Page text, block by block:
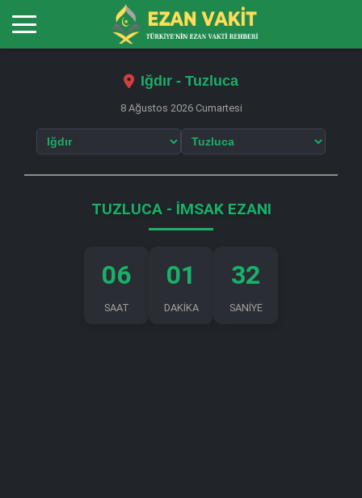
Iğdır - Tuzluca
8 Ağustos 2026 Cumartesi
TUZLUCA - İMSAK EZANI
06
SAAT
01
DAKİKA
32
SANİYE